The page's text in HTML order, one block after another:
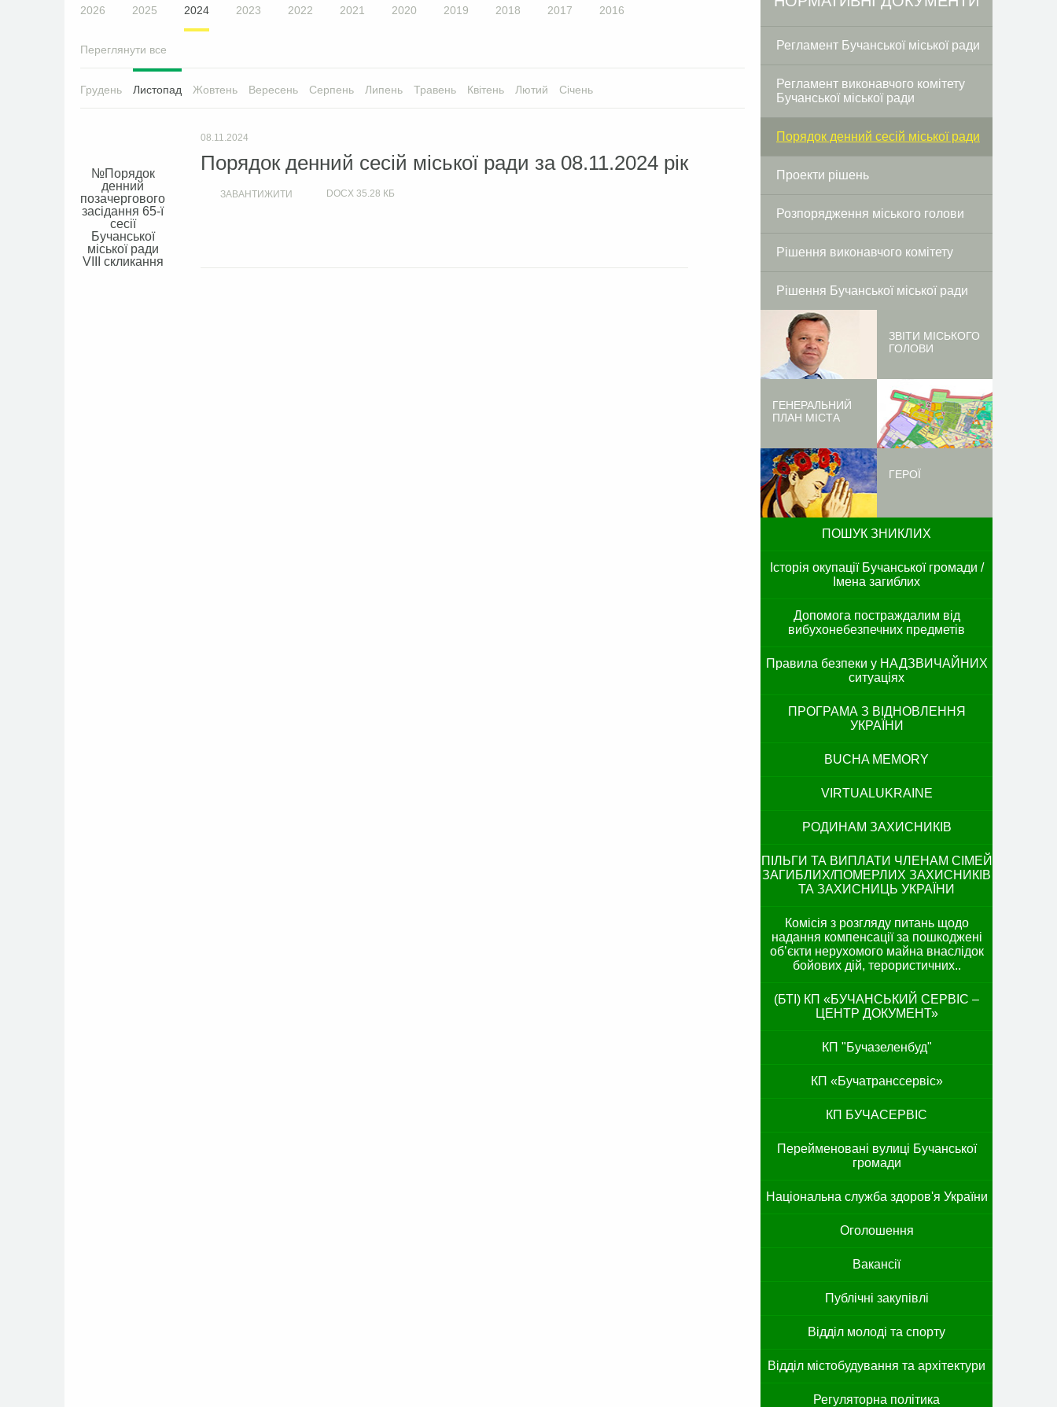
2026 2025 2024 2023 2022 2021 2020 2019 2018 2017 2016
Переглянути все
Грудень Листопад Жовтень Вересень Серпень Липень Травень Квітень Лютий Січень
Порядок
денний
позачергового
засідання 65-ї
сесії
Бучанської
міської ради
VIIІ скликання
08.11.2024
Порядок денний сесій міської ради за 08.11.2024 рік
ЗАВАНТИЖИТИ DOCX 35.28 КБ
Регламент Бучанської міської ради
Регламент виконавчого комітету
Бучанської міської ради
Порядок денний сесій міської ради
Проекти рішень
Розпорядження міського голови
Рішення виконавчого комітету
Рішення Бучанської міської ради
ЗВІТИ МІСЬКОГО
ГОЛОВИ
ГЕНЕРАЛЬНИЙ
ПЛАН МІСТА
ГЕРОЇ
ПОШУК ЗНИКЛИХ
Історія окупації Бучанської громади /
Імена загиблих
Допомога постраждалим від
вибухонебезпечних предметів
Правила безпеки у НАДЗВИЧАЙНИХ
ситуаціях
ПРОГРАМА З ВІДНОВЛЕННЯ
УКРАЇНИ
BUCHA MEMORY
VIRTUALUKRAINE
РОДИНАМ ЗАХИСНИКІВ
ПІЛЬГИ ТА ВИПЛАТИ ЧЛЕНАМ СІМЕЙ
ЗАГИБЛИХ/ПОМЕРЛИХ ЗАХИСНИКІВ
ТА ЗАХИСНИЦЬ УКРАЇНИ
Комісія з розгляду питань щодо
надання компенсації за пошкоджені
об’єкти нерухомого майна внаслідок
бойових дій, терористичних..
(БТІ) КП «БУЧАНСЬКИЙ СЕРВІС –
ЦЕНТР ДОКУМЕНТ»
КП "Бучазеленбуд"
КП «Бучатранссервіс»
КП БУЧАСЕРВІС
Перейменовані вулиці Бучанської
громади
Національна служба здоров'я України
Оголошення
Вакансії
Публічні закупівлі
Відділ молоді та спорту
Відділ містобудування та архітектури
Регуляторна політика